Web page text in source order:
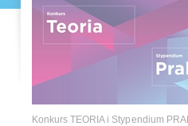
Konkurs TEORIA i Stypendium